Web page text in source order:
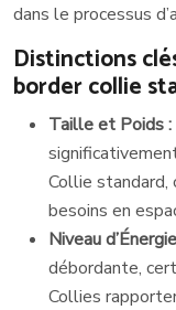
dans le processus
Distinctions
border collie
Taille et Poids :
Collie standard,
besoins en
Niveau
débordante,
Collies